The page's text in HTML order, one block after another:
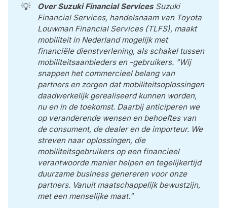
💡 Over Suzuki Financial Services Suzuki
Financial Services, handelsnaam van Toyota
Louwman Financial Services (TLFS), maakt
mobiliteit in Nederland mogelijk met
financiële dienstverlening, als schakel tussen
mobiliteitsaanbieders en -gebruikers. "Wij
snappen het commercieel belang van
partners en zorgen dat mobiliteitsoplossingen
daadwerkelijk gerealiseerd kunnen worden,
nu en in de toekomst. Daarbij anticiperen we
op veranderende wensen en behoeftes van
de consument, de dealer en de importeur. We
streven naar oplossingen, die
mobiliteitsgebruikers op een financieel
verantwoorde manier helpen en tegelijkertijd
duurzame business genereren voor onze
partners. Vanuit maatschappelijk bewustzijn,
met een menselijke maat."